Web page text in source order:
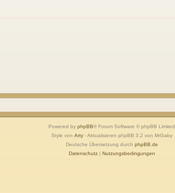
Powered by phpBB® Forum Software © phpBB Limited
Style von Arty- Aktualisieren phpBB 3.2 von MrGaby
Deutsche Übersetzung durch phpBB.de
Datenschutz| Nutzungsbedingungen